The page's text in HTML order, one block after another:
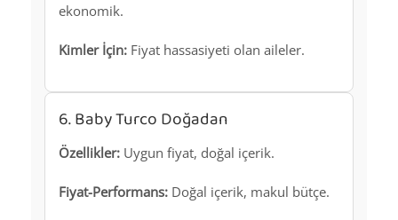
ekonomik.
Kimler İçin: Fiyat hassasiyeti olan aileler.
6. Baby Turco Doğadan
Özellikler: Uygun fiyat, doğal içerik.
Fiyat-Performans: Doğal içerik, makul bütçe.